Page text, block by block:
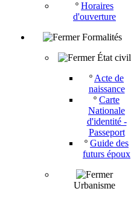
º Horaires
d'ouverture
Formalités
État civil
º Acte de
naissance
º Carte
Nationale
d'identité -
Passeport
º Guide des
futurs époux
Urbanisme